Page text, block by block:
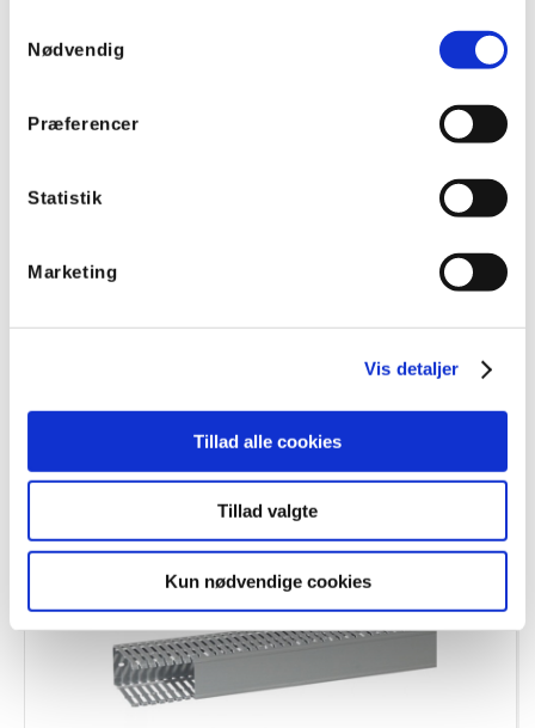
Nødvendig
Præferencer
Statistik
Marketing
Vis detaljer
Tillad alle cookies
Tillad valgte
Kun nødvendige cookies
Ledningskanal B100 x H80 Blyfri UL/CSA